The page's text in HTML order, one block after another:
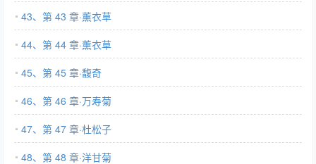
43、第 43 章·薰衣草
44、第 44 章·薰衣草
45、第 45 章·馥奇
46、第 46 章·万寿菊
47、第 47 章·杜松子
48、第 48 章·洋甘菊